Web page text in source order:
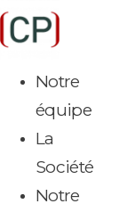
Aller
au
Notre
équipe
La
Société
Notre